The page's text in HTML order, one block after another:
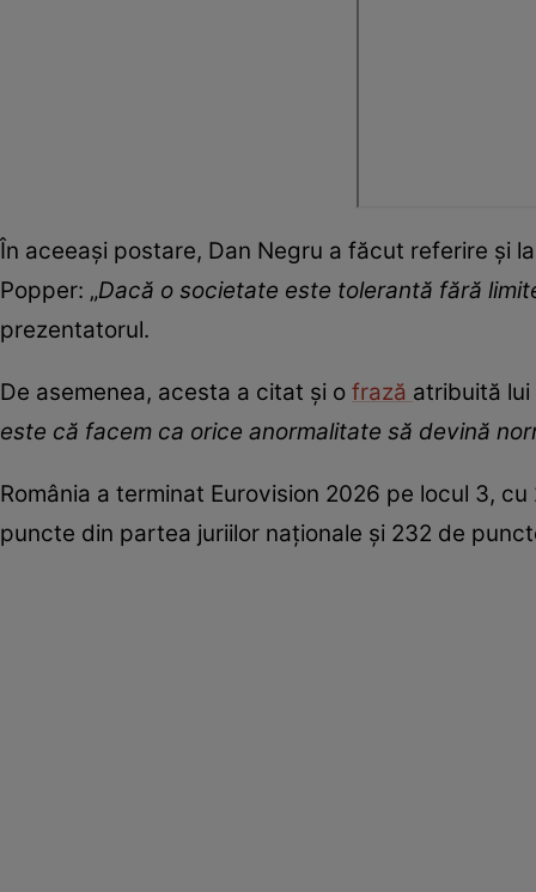
În aceeași postare, Dan Negru a făcut referire și
Popper: „Dacă o societate este tolerantă fără
prezentatorul.
De asemenea, acesta a citat și o frază atribuită lui
este că facem ca orice anormalitate să devină
România a terminat Eurovision 2026 pe locul 3,
puncte din partea juriilor naționale și 232 de